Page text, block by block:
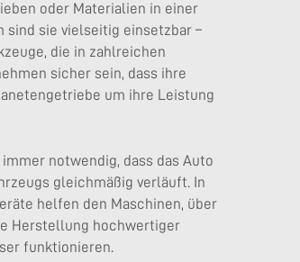
oder Materialien in einer
sind sie vielseitig einsetzbar –
die in zahlreichen
sicher sein, dass ihre
um ihre Leistung
notwendig, dass das Auto
gleichmäßig verläuft. In
helfen den Maschinen, über
Herstellung hochwertiger
funktionieren.